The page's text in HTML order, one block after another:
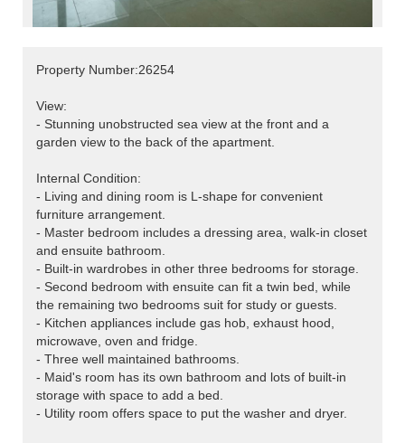
Property Number:26254
View:
- Stunning unobstructed sea view at the front and a
garden view to the back of the apartment.
Internal Condition:
- Living and dining room is L-shape for convenient
furniture arrangement.
- Master bedroom includes a dressing area, walk-in closet
and ensuite bathroom.
- Built-in wardrobes in other three bedrooms for storage.
- Second bedroom with ensuite can fit a twin bed, while
the remaining two bedrooms suit for study or guests.
- Kitchen appliances include gas hob, exhaust hood,
microwave, oven and fridge.
- Three well maintained bathrooms.
- Maid's room has its own bathroom and lots of built-in
storage with space to add a bed.
- Utility room offers space to put the washer and dryer.